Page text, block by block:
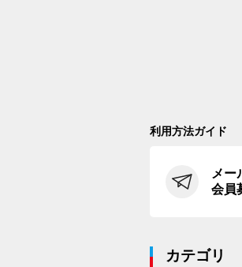
利用方法ガイド
メー
会員
カテゴリ